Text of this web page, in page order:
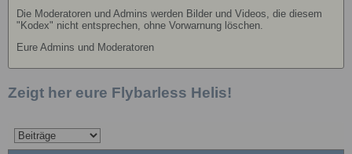
Die Moderatoren und Admins werden Bilder und Videos, die diesem
"Kodex" nicht entsprechen, ohne Vorwarnung löschen.
Eure Admins und Moderatoren
Zeigt her eure Flybarless Helis!